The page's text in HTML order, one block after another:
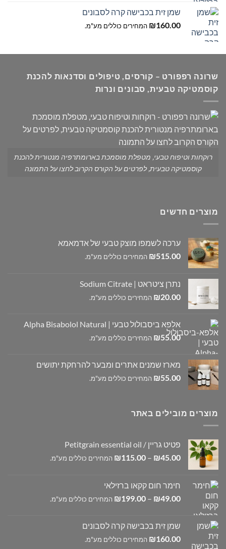
עד
שמן זית בכבישה קרה לסבונים
₪160.00 המחירים כוללים מע"מ.
שרונה רפפורט – קורסים, טיפולים וסדנאות להכנת
קוסמטיקה טבעית, סבונים ונרות
רוקחות וטיפוח טבעי, מטפלת מוסמכת בארומתרפיה מנטורית להכנת
קוסמטיקה טבעית, לפרטים על הקורס הקרוב לחצו על התמונה
מוצרים חדשים
ערכה לשמפו מוצק טבעי של אדמאמא
₪515.00 המחירים כוללים מע"מ.
נתרן ציטראט | Sodium Citrate
₪20.00 המחירים כוללים מע"מ.
אלפא ביסבולול טבעי | Alpha Bisabolol Natural
₪55.00 המחירים כוללים מע"מ.
מארז שמנים אתרים ומבער להרחקת יתושים
₪55.00 המחירים כוללים מע"מ.
מוצרים מובילים באתר
פטיט גריין / Petitgrain essential oil
₪45.00
–
₪115.00
טווח
עד
המחירים כוללים מע"מ.
חימר חום קקאו ברזילאי
₪49.00
–
₪199.00
טווח
עד
המחירים כוללים מע"מ.
שמן זית בכבישה קרה לסבונים
₪160.00 המחירים כוללים מע"מ.